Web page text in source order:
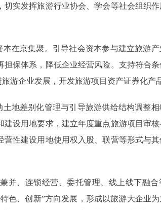
实发挥旅游行业协会、学会等社会组织
京集聚。引导社会资本参与建立旅游产
保体系，降低企业经营风险。支持符合
游企业发展，开发旅游项目资产证券化产
差别化管理与引导旅游供给结构调整相
设用地要求，建立年度重点旅游项目审
性建设用地使用权入股、联营等形式与其
、连锁经营、委托管理、线上线下融合
色、创新”方向发展，形成以旅游大企业